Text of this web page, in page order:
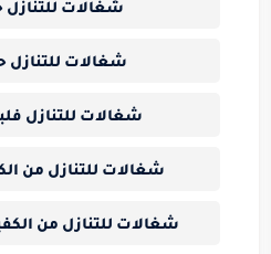
شغالات للتنازل
شغالات للتنازل
شغالات للتنازل
شغالات للتنازل من
شغالات للتنازل من